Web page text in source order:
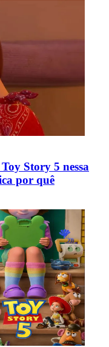
Story 5 nessa
por quê